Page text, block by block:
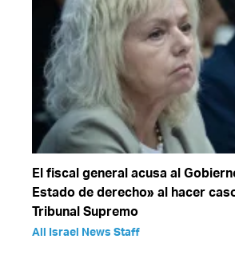
El fiscal general acusa al
Estado de derecho» al hacer
Tribunal Supremo
All Israel News Staff